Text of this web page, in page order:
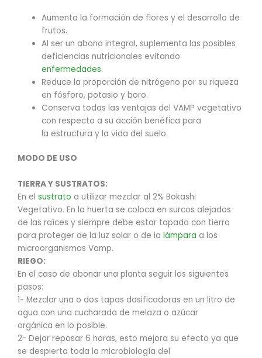
Aumenta la formación de flores y el desarrollo de
frutos.
Al ser un abono integral, suplementa las posibles
deficiencias nutricionales evitando
enfermedades.
Reduce la proporción de nitrógeno por su riqueza
en fósforo, potasio y boro.
Conserva todas las ventajas del VAMP vegetativo
con respecto a su acción benéfica para
la estructura y la vida del suelo.
MODO DE USO
TIERRA Y SUSTRATOS:
En el sustrato a utilizar mezclar al 2% Bokashi
Vegetativo. En la huerta se coloca en surcos alejados
de las raíces y siempre debe estar tapado con tierra
para proteger de la luz solar o de la lámpara a los
microorganismos Vamp.
RIEGO:
En el caso de abonar una planta seguir los siguientes
pasos:
1- Mezclar una o dos tapas dosificadoras en un litro de
agua con una cucharada de melaza o azúcar
orgánica en lo posible.
2- Dejar reposar 6 horas, esto mejora su efecto ya que
se despierta toda la microbiología del